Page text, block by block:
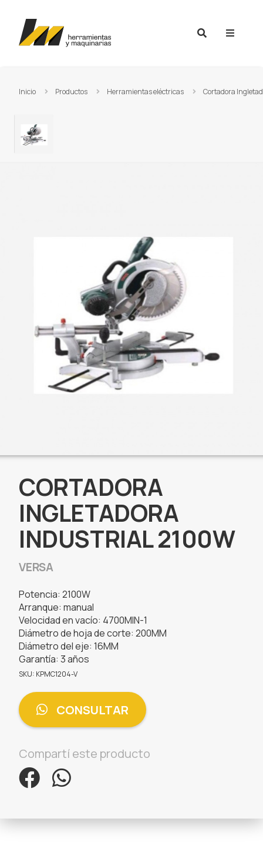
Inicio Productos Herramientas eléctricas Cortadora
CORTADORA
INGLETADORA
INDUSTRIAL 2100W
VERSA
Potencia: 2100W
Arranque: manual
Velocidad en vacío: 4700MIN-1
Diámetro de hoja de corte: 200MM
Diámetro del eje: 16MM
Garantía: 3 años
SKU: KPMC1204-V
CONSULTAR
Compartí este producto